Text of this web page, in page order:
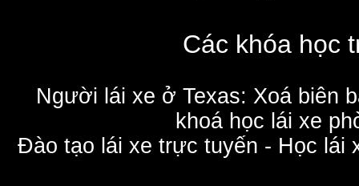
Các khóa học
Người lái xe ở Texas: Xoá biên
khoá học lái xe
Đào tạo lái xe trực tuyến - Học